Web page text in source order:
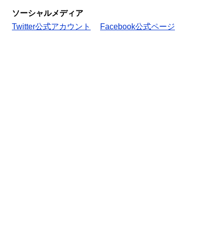
ソーシャルメディア
Twitter公式アカウント
Facebook公式ページ